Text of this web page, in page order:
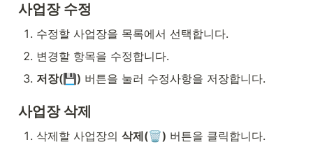
사업장 수정
수정할 사업장을 목록에서 선택합니다.
변경할 항목을 수정합니다.
저장(💾) 버튼을 눌러 수정사항을 저장합니다.
사업장 삭제
삭제할 사업장의 삭제(🗑) 버튼을 클릭합니다.